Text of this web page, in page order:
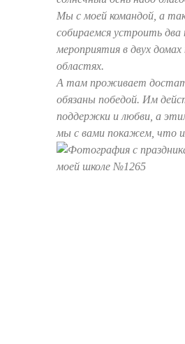
Мы с моей командой, а
собираемся устроить
мероприятия в двух
областях.
А там проживает
обязаны победой. Им
поддержки и любви, а
мы с вами покажем, что